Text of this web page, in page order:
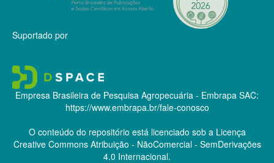
Suportado por
Empresa Brasileira de Pesquisa Agropecuária - Embrapa SAC:
https://www.embrapa.br/fale-conosco
O conteúdo do repositório está licenciado sob a Licença
Creative CommonsAtribuição - NãoComercial - SemDerivações
4.0 Internacional.